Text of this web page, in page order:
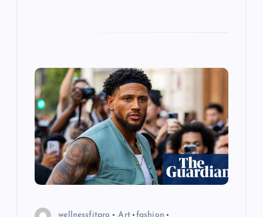
wellnessfitpro Art
fashion